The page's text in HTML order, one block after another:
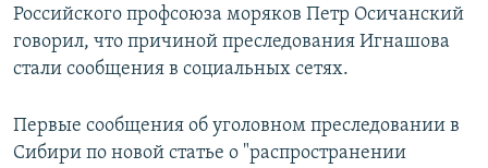
Российского профсоюза моряков Петр Осичанский
говорил, что причиной преследования Игнашова
стали сообщения в социальных сетях.
Первые сообщения об уголовном преследовании в
Сибири по новой статье о "распространении